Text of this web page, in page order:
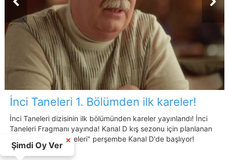
İnci Taneleri 1. Bölümden ilk kareler!
İnci Taneleri dizisinin ilk bölümünden kareler yayınlandı! İnci
Taneleri Fragmanı yayında! Kanal D kış sezonu için planlanan
yeni dizisi "İnci Taneleri" perşembe Kanal D'de başlıyor!
Şimdi Oy Ver
×